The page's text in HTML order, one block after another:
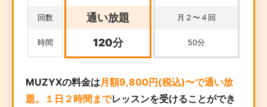
回数 通い放題 月２〜４回
時間 120分 50分
MUZYXの料金は月額9,800円(税込)〜で通い放
題。１日２時間までレッスンを受けることができ